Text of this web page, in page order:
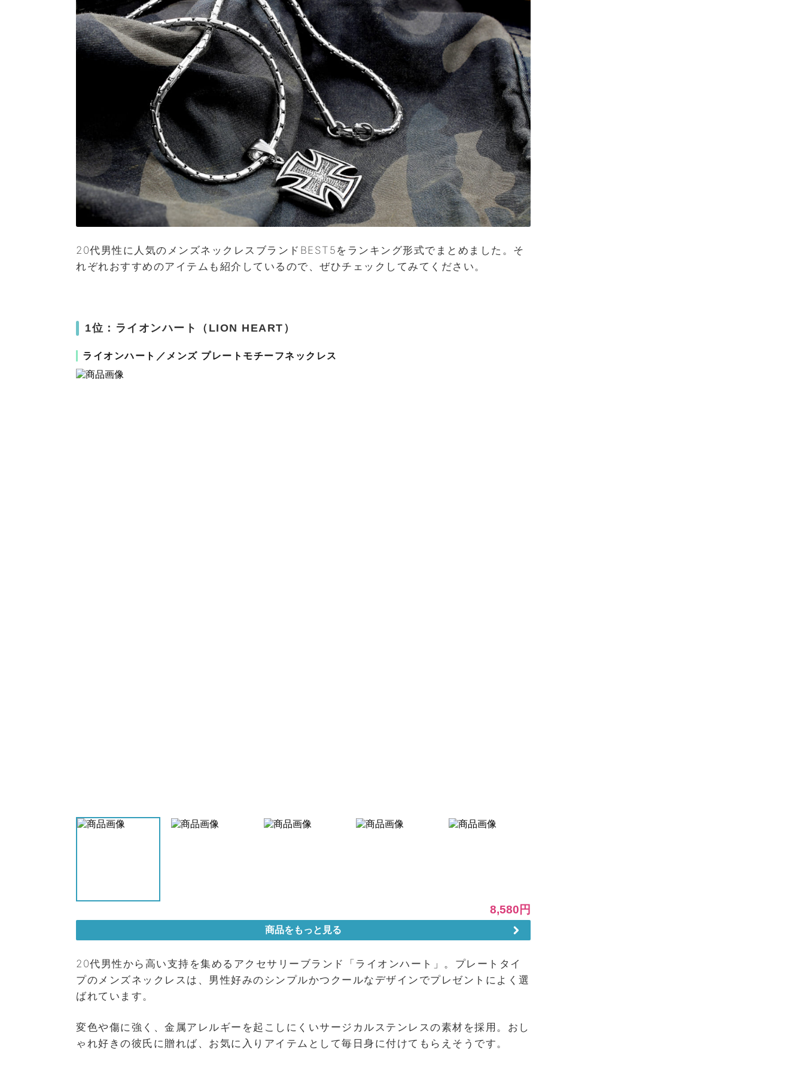
20代男性に人気のメンズネックレスブランドBEST5をランキング形式でまとめました。そ
れぞれおすすめのアイテムも紹介しているので、ぜひチェックしてみてください。
1位：ライオンハート（LION HEART）
ライオンハート／メンズ プレートモチーフネックレス
20代男性から高い支持を集めるアクセサリーブランド「ライオンハート」。プレートタイ
プのメンズネックレスは、男性好みのシンプルかつクールなデザインでプレゼントによく選
ばれています。
変色や傷に強く、金属アレルギーを起こしにくいサージカルステンレスの素材を採用。おし
ゃれ好きの彼氏に贈れば、お気に入りアイテムとして毎日身に付けてもらえそうです。